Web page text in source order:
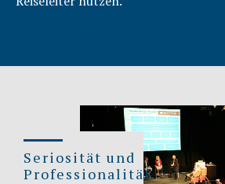
Seriosität und
Professionalität